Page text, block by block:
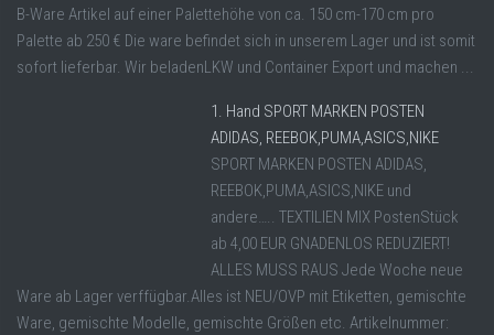
B-Ware Artikel auf einer Palettehöhe von ca. 150 cm-170 cm pro
Palette ab 250 € Die ware befindet sich in unserem Lager und ist somit
sofort lieferbar. Wir beladenLKW und Container Export und machen ...
1. Hand SPORT MARKEN POSTEN
ADIDAS, REEBOK,PUMA,ASICS,NIKE
SPORT MARKEN POSTEN ADIDAS,
REEBOK,PUMA,ASICS,NIKE und
andere….. TEXTILIEN MIX PostenStück
ab 4,00 EUR GNADENLOS REDUZIERT!
ALLES MUSS RAUS Jede Woche neue
Ware ab Lager verffügbar.Alles ist NEU/OVP mit Etiketten, gemischte
Ware, gemischte Modelle, gemischte Größen etc. Artikelnummer: